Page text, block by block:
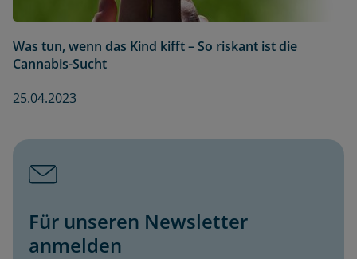
Was tun, wenn das Kind kifft – So riskant ist die
Cannabis-Sucht
25.04.2023
Für unseren Newsletter
anmelden